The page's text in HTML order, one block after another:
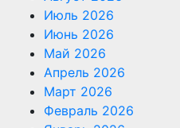
Июль 2026
Июнь 2026
Май 2026
Апрель 2026
Март 2026
Февраль 2026